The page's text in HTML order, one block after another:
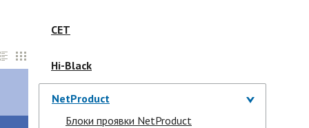
CET
Hi-Black
NetProduct
Блоки проявки NetProduct